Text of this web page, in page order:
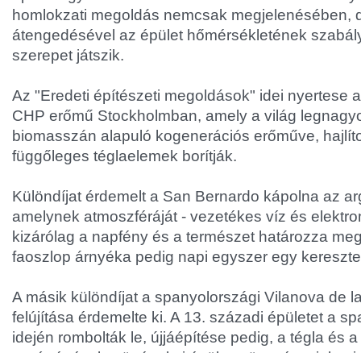
homlokzati megoldás nemcsak megjelenésében,
átengedésével az épület hőmérsékletének
szerepet játszik.
Az "Eredeti építészeti megoldások" idei nyertese
CHP erőmű Stockholmban, amely a világ
biomasszán alapuló kogenerációs erőműve,
függőleges téglaelemek borítják.
Különdíjat érdemelt a San Bernardo kápolna az
amelynek atmoszféráját - vezetékes víz és
kizárólag a napfény és a természet határozza
faoszlop árnyéka pedig napi egyszer egy
A másik különdíjat a spanyolországi Vilanova de
felújítása érdemelte ki. A 13. századi épületet a
idején rombolták le, újjáépítése pedig, a tégla és